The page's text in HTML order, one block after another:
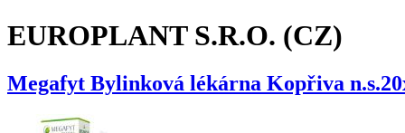
EUROPLANT S.R.O. (CZ)
Megafyt Bylinková lékárna Kopřiva